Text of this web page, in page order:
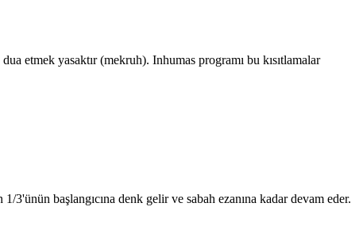
etmek yasaktır (mekruh). Inhumas programı bu kısıtlamalar
başlangıcına denk gelir ve sabah ezanına kadar devam eder.